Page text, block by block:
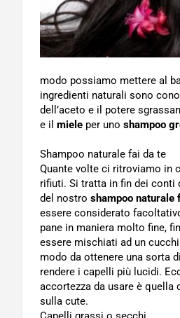
modo possiamo mettere al
ingredienti naturali sono
dell’aceto e il potere
e il miele per uno shampoo
Shampoo naturale fai da te
Quante volte ci ritroviamo in
rifiuti. Si tratta in fin dei conti
del nostro shampoo naturale
essere considerato
pane in maniera molto fine,
essere mischiati ad un
modo da ottenere una sorta di
rendere i capelli più lucidi.
accortezza da usare è quella
sulla cute.